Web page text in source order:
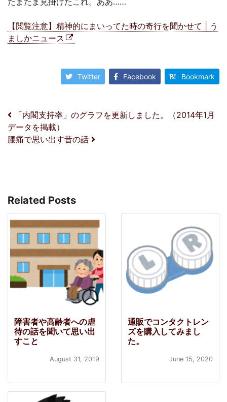
【閲覧注意】精神的にまいってた時の奇行を聞かせて | う
ましかニュース
Twitter Facebook Bookmark
投稿ナビゲーション
「内閣支持率」のグラフを更新しました。（2014年1月
データを掲載）
腰痛で思い出す昔の話
Related Posts
障害者や高齢者への虐
待の話を聞いて思い出
すこと
August 31, 2019
通販でコンタクトレン
ズを購入してみまし
た。
June 15, 2020